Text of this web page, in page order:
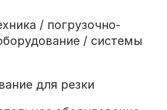
/ погрузочно-
/ системы
для резки